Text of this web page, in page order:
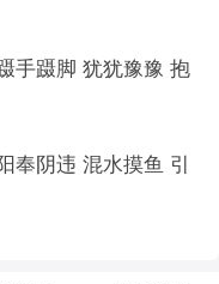
手蹑脚 犹犹豫豫 抱
奉阴违 混水摸鱼 引